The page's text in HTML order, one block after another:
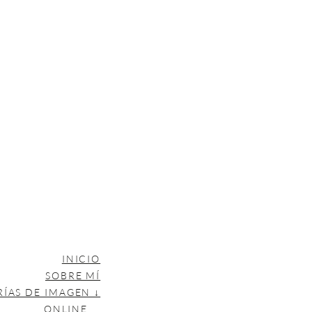
INICIO
SOBRE MÍ
DE IMAGEN ↓
ONLINE